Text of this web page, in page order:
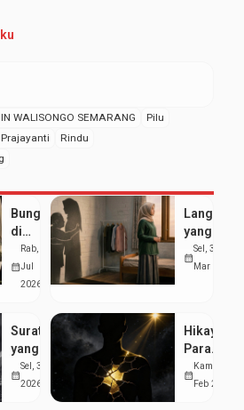
WALISONGO SEMARANG
Pilu
Rindu
Bunga
di
Negeri
Orang
calendar_month
Rab, 29
Jul
2026
Langkah
yang
Menjauh,
Hati
calendar_month
Sel, 31
Mar 2026
Surat
yang
Berlayar
di
Selokan
calendar_month
Sel, 3 Mar
2026
Hikayat
Para
Pemeluk
Luka
calendar_month
Kam, 5
Feb 2026